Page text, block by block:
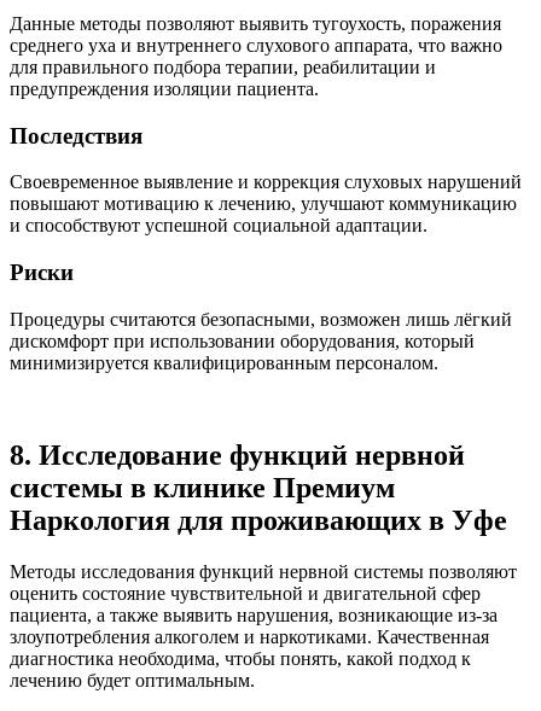
Данные методы позволяют выявить тугоухость, поражения
среднего уха и внутреннего слухового аппарата, что важно
для правильного подбора терапии, реабилитации и
предупреждения изоляции пациента.
Последствия
Своевременное выявление и коррекция слуховых нарушений
повышают мотивацию к лечению, улучшают коммуникацию
и способствуют успешной социальной адаптации.
Риски
Процедуры считаются безопасными, возможен лишь лёгкий
дискомфорт при использовании оборудования, который
минимизируется квалифицированным персоналом.
8. Исследование функций нервной
системы в клинике Премиум
Наркология для проживающих в Уфе
Методы исследования функций нервной системы позволяют
оценить состояние чувствительной и двигательной сфер
пациента, а также выявить нарушения, возникающие из-за
злоупотребления алкоголем и наркотиками. Качественная
диагностика необходима, чтобы понять, какой подход к
лечению будет оптимальным.